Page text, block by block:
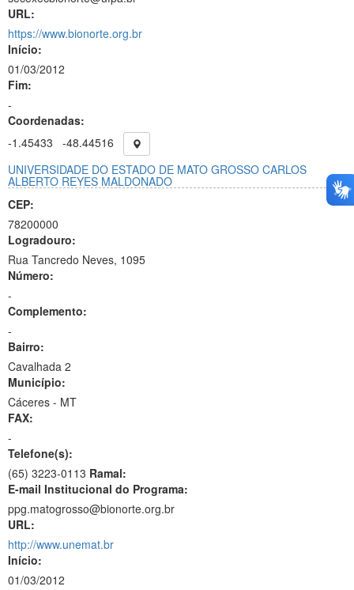
URL:
https://www.bionorte.org.br
Início:
01/03/2012
Fim:
-
Coordenadas:
-1.45433
-48.44516
UNIVERSIDADE DO ESTADO DE MATO GROSSO CARLOS
ALBERTO REYES MALDONADO
CEP:
78200000
Logradouro:
Rua Tancredo Neves, 1095
Número:
-
Complemento:
-
Bairro:
Cavalhada 2
Município:
Cáceres - MT
FAX:
-
Telefone(s):
(65) 3223-0113 Ramal:
E-mail Institucional do Programa:
ppg.matogrosso@bionorte.org.br
URL:
http://www.unemat.br
Início:
01/03/2012